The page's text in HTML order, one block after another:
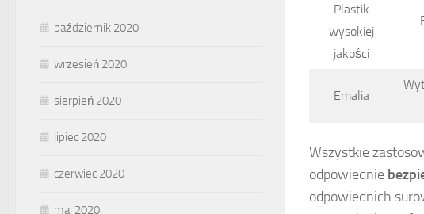
Plastik
wysokiej
jakości
Emalia
Wszystkie
odpowiednie
odpowiednich
październik 2020
wrzesień 2020
sierpień 2020
lipiec 2020
czerwiec 2020
maj 2020